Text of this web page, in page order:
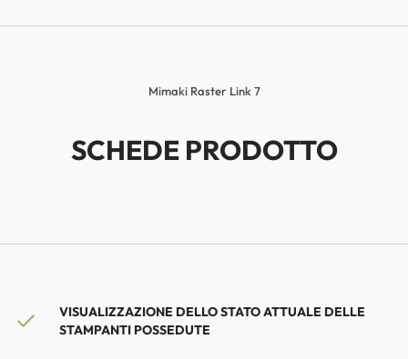
Mimaki Raster Link 7
SCHEDE PRODOTTO
VISUALIZZAZIONE DELLO STATO ATTUALE DELLE
STAMPANTI POSSEDUTE